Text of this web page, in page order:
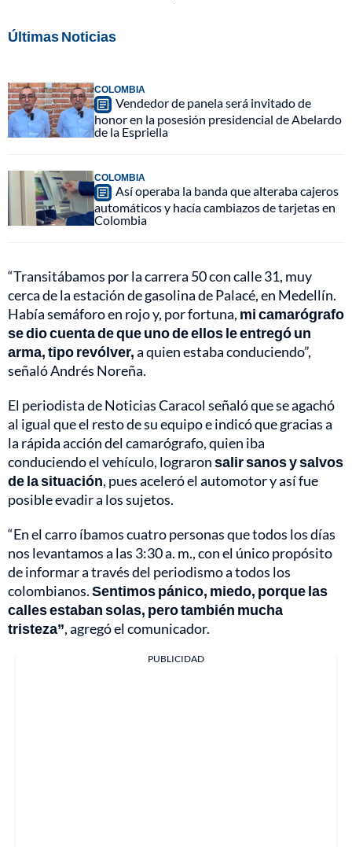
Últimas Noticias
COLOMBIA
Vendedor de panela será invitado de
honor en la posesión presidencial de Abelardo
de la Espriella
COLOMBIA
Así operaba la banda que alteraba cajeros
automáticos y hacía cambiazos de tarjetas en
Colombia
“Transitábamos por la carrera 50 con calle 31, muy
cerca de la estación de gasolina de Palacé, en Medellín.
Había semáforo en rojo y, por fortuna, mi camarógrafo
se dio cuenta de que uno de ellos le entregó un
arma, tipo revólver,a quien estaba conduciendo”,
señaló Andrés Noreña.
El periodista de Noticias Caracol señaló que se agachó
al igual que el resto de su equipo e indicó que gracias a
la rápida acción del camarógrafo, quien iba
conduciendo el vehículo, lograronsalir sanos y salvos
de la situación, pues aceleró el automotor y así fue
posible evadir a los sujetos.
“En el carro íbamos cuatro personas que todos los días
nos levantamos a las 3:30 a. m., con el único propósito
de informar a través del periodismo a todos los
colombianos.Sentimos pánico, miedo, porque las
calles estaban solas, pero también mucha
tristeza”, agregó el comunicador.
PUBLICIDAD